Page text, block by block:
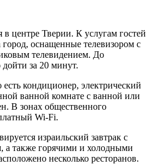
в центре Тверии. К услугам гостей
оснащенные телевизором с
телевидением. До
за 20 минут.
кондиционер, электрический
ванной комнате с ванной или
В зонах общественного
Wi-Fi.
израильский завтрак с
а также горячими и холодными
несколько ресторанов.